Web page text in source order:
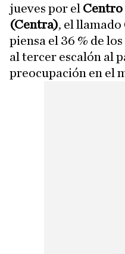
jueves por el Centro
(Centra), el llamado
piensa el 36 % de
al tercer escalón al
preocupación en el